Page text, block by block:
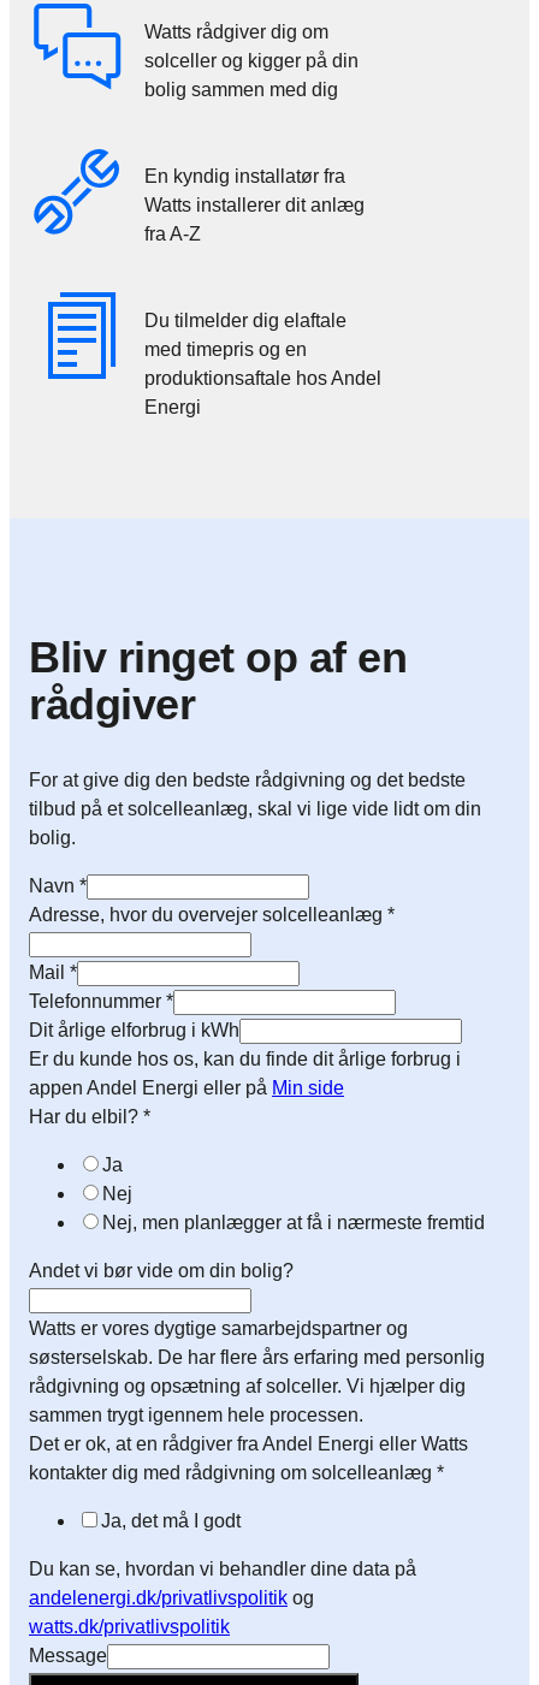
Watts rådgiver dig om
solceller og kigger på din
bolig sammen med dig
En kyndig installatør fra
Watts installerer dit anlæg
fra A-Z
Du tilmelder dig elaftale
med timepris og en
produktionsaftale hos Andel
Energi
Bliv ringet op af en
rådgiver
For at give dig den bedste rådgivning og det bedste
tilbud på et solcelleanlæg, skal vi lige vide lidt om din
bolig.
Navn *
Adresse, hvor du overvejer solcelleanlæg *
Mail *
Telefonnummer *
Dit årlige elforbrug i kWh
Er du kunde hos os, kan du finde dit årlige forbrug i
appen Andel Energi eller på Min side
Har du elbil? *
Ja
Nej
Nej, men planlægger at få i nærmeste fremtid
Andet vi bør vide om din bolig?
Watts er vores dygtige samarbejdspartner og
søsterselskab. De har flere års erfaring med personlig
rådgivning og opsætning af solceller. Vi hjælper dig
sammen trygt igennem hele processen.
Det er ok, at en rådgiver fra Andel Energi eller Watts
kontakter dig med rådgivning om solcelleanlæg *
Ja, det må I godt
Du kan se, hvordan vi behandler dine data på
andelenergi.dk/privatlivspolitik og
watts.dk/privatlivspolitik
Message